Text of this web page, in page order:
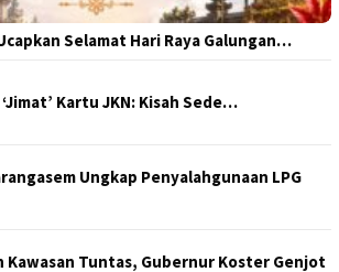
Selamat Hari Raya Galungan…
Kartu JKN: Kisah Sede…
Ungkap Penyalahgunaan LPG
Kawasan Tuntas, Gubernur Koster Genjot